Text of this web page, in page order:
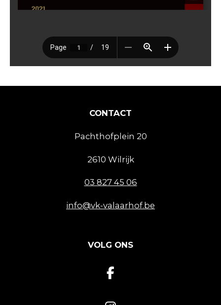
CONTACT
Pachthofplein 20
2610 Wilrijk
03 827 45 06
info@vk-valaarhof.be
VOLG ONS
F
c